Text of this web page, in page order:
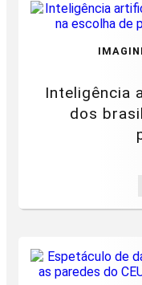
Inteligência
dos